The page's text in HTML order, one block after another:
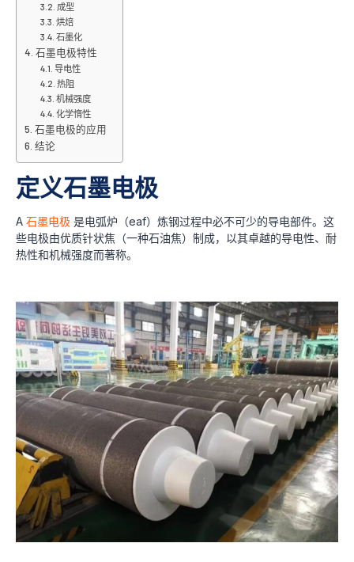
成型
烘焙
石墨化
石墨电极特性
导电性
热阻
机械强度
化学惰性
石墨电极的应用
结论
定义石墨电极
A 石墨电极 是电弧炉（eaf）炼钢过程中必不可少的导电部件。这
些电极由优质针状焦（一种石油焦）制成，以其卓越的导电性、耐
热性和机械强度而著称。